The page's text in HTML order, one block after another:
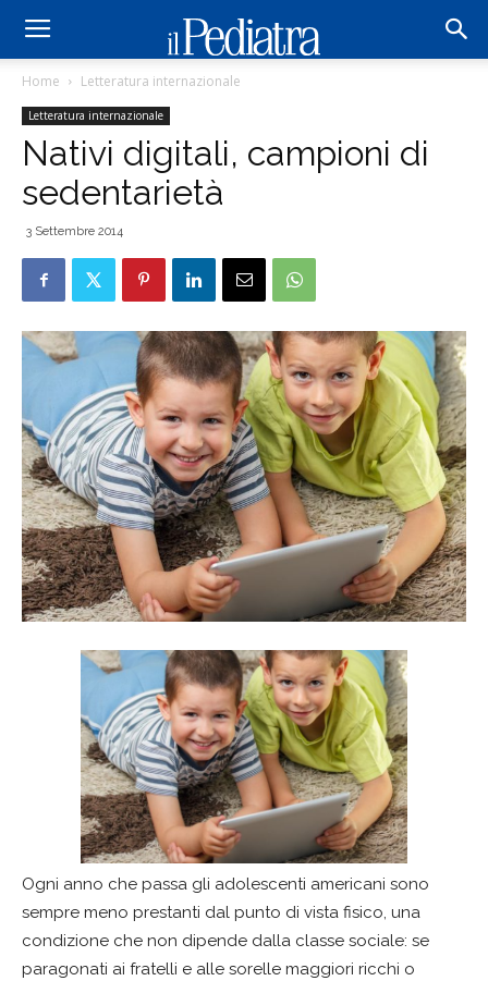
Home Letteratura internazionale
Letteratura internazionale
Nativi digitali, campioni di
sedentarietà
3 Settembre 2014
Ogni anno che passa gli adolescenti americani sono
sempre meno prestanti dal punto di vista fisico, una
condizione che non dipende dalla classe sociale: se
paragonati ai fratelli e alle sorelle maggiori ricchi o